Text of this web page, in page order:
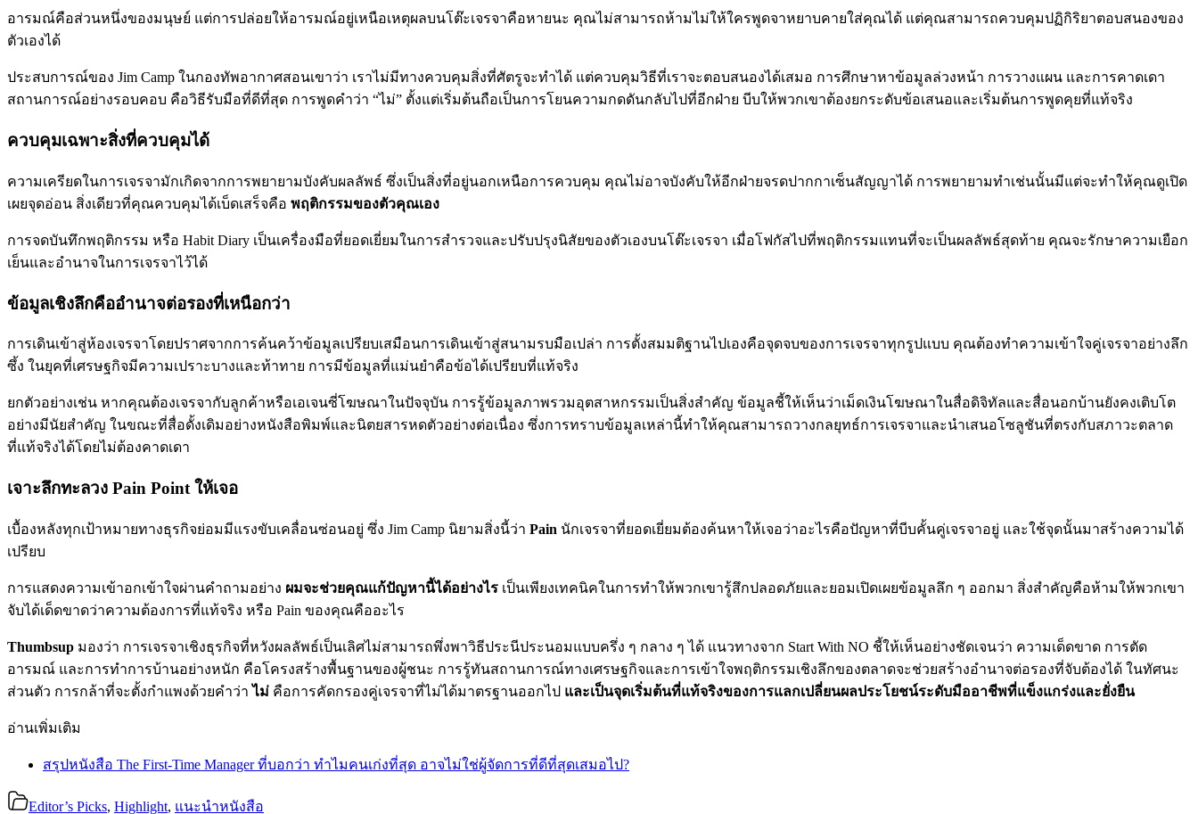
อารมณ์คือส่วนหนึ่งของมนุษย์ แต่การปล่อยให้อารมณ์อยู่เหนือเหตุผลบนโต๊ะเจรจาคือหายนะ คุณไม่สามารถห้ามไม่ให้ใครพูดจาหยาบคายใส่คุณได้ แต่คุณสามารถควบคุมปฏิกิริยาตอบสนองของ
ตัวเองได้
ประสบการณ์ของ Jim Camp ในกองทัพอากาศสอนเขาว่า เราไม่มีทางควบคุมสิ่งที่ศัตรูจะทำได้ แต่ควบคุมวิธีที่เราจะตอบสนองได้เสมอ การศึกษาหาข้อมูลล่วงหน้า การวางแผน และการคาดเดา
สถานการณ์อย่างรอบคอบ คือวิธีรับมือที่ดีที่สุด การพูดคำว่า “ไม่” ตั้งแต่เริ่มต้นถือเป็นการโยนความกดดันกลับไปที่อีกฝ่าย บีบให้พวกเขาต้องยกระดับข้อเสนอและเริ่มต้นการพูดคุยที่แท้จริง
ควบคุมเฉพาะสิ่งที่ควบคุมได้
ความเครียดในการเจรจามักเกิดจากการพยายามบังคับผลลัพธ์ ซึ่งเป็นสิ่งที่อยู่นอกเหนือการควบคุม คุณไม่อาจบังคับให้อีกฝ่ายจรดปากกาเซ็นสัญญาได้ การพยายามทำเช่นนั้นมีแต่จะทำให้คุณดูเปิด
เผยจุดอ่อน สิ่งเดียวที่คุณควบคุมได้เบ็ดเสร็จคือ พฤติกรรมของตัวคุณเอง
การจดบันทึกพฤติกรรม หรือ Habit Diary เป็นเครื่องมือที่ยอดเยี่ยมในการสำรวจและปรับปรุงนิสัยของตัวเองบนโต๊ะเจรจา เมื่อโฟกัสไปที่พฤติกรรมแทนที่จะเป็นผลลัพธ์สุดท้าย คุณจะรักษาความเยือก
เย็นและอำนาจในการเจรจาไว้ได้
ข้อมูลเชิงลึกคืออำนาจต่อรองที่เหนือกว่า
การเดินเข้าสู่ห้องเจรจาโดยปราศจากการค้นคว้าข้อมูลเปรียบเสมือนการเดินเข้าสู่สนามรบมือเปล่า การตั้งสมมติฐานไปเองคือจุดจบของการเจรจาทุกรูปแบบ คุณต้องทำความเข้าใจคู่เจรจาอย่างลึก
ซึ้ง ในยุคที่เศรษฐกิจมีความเปราะบางและท้าทาย การมีข้อมูลที่แม่นยำคือข้อได้เปรียบที่แท้จริง
ยกตัวอย่างเช่น หากคุณต้องเจรจากับลูกค้าหรือเอเจนซี่โฆษณาในปัจจุบัน การรู้ข้อมูลภาพรวมอุตสาหกรรมเป็นสิ่งสำคัญ ข้อมูลชี้ให้เห็นว่าเม็ดเงินโฆษณาในสื่อดิจิทัลและสื่อนอกบ้านยังคงเติบโต
อย่างมีนัยสำคัญ ในขณะที่สื่อดั้งเดิมอย่างหนังสือพิมพ์และนิตยสารหดตัวอย่างต่อเนื่อง ซึ่งการทราบข้อมูลเหล่านี้ทำให้คุณสามารถวางกลยุทธ์การเจรจาและนำเสนอโซลูชันที่ตรงกับสภาวะตลาด
ที่แท้จริงได้โดยไม่ต้องคาดเดา
เจาะลึกทะลวง Pain Point ให้เจอ
เบื้องหลังทุกเป้าหมายทางธุรกิจย่อมมีแรงขับเคลื่อนซ่อนอยู่ ซึ่ง Jim Camp นิยามสิ่งนี้ว่า Pain นักเจรจาที่ยอดเยี่ยมต้องค้นหาให้เจอว่าอะไรคือปัญหาที่บีบคั้นคู่เจรจาอยู่ และใช้จุดนั้นมาสร้างความได้
เปรียบ
การแสดงความเข้าอกเข้าใจผ่านคำถามอย่าง ผมจะช่วยคุณแก้ปัญหานี้ได้อย่างไร เป็นเพียงเทคนิคในการทำให้พวกเขารู้สึกปลอดภัยและยอมเปิดเผยข้อมูลลึก ๆ ออกมา สิ่งสำคัญคือห้ามให้พวกเขา
จับได้เด็ดขาดว่าความต้องการที่แท้จริง หรือ Pain ของคุณคืออะไร
Thumbsup มองว่า การเจรจาเชิงธุรกิจที่หวังผลลัพธ์เป็นเลิศไม่สามารถพึ่งพาวิธีประนีประนอมแบบครึ่ง ๆ กลาง ๆ ได้ แนวทางจาก Start With NO ชี้ให้เห็นอย่างชัดเจนว่า ความเด็ดขาด การตัด
อารมณ์ และการทำการบ้านอย่างหนัก คือโครงสร้างพื้นฐานของผู้ชนะ การรู้ทันสถานการณ์ทางเศรษฐกิจและการเข้าใจพฤติกรรมเชิงลึกของตลาดจะช่วยสร้างอำนาจต่อรองที่จับต้องได้ ในทัศนะ
ส่วนตัว การกล้าที่จะตั้งกำแพงด้วยคำว่าไม่ คือการคัดกรองคู่เจรจาที่ไม่ได้มาตรฐานออกไป และเป็นจุดเริ่มต้นที่แท้จริงของการแลกเปลี่ยนผลประโยชน์ระดับมืออาชีพที่แข็งแกร่งและยั่งยืน
อ่านเพิ่มเติม
สรุปหนังสือ The First-Time Manager ที่บอกว่า ทำไมคนเก่งที่สุด อาจไม่ใช่ผู้จัดการที่ดีที่สุดเสมอไป?
Editor’s Picks, Highlight, แนะนำหนังสือ